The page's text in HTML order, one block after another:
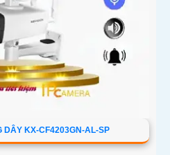
DÂY KX-CF4203GN-AL-SP